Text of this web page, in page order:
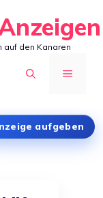
auf den Kanaren
MENÜ
aufgeben